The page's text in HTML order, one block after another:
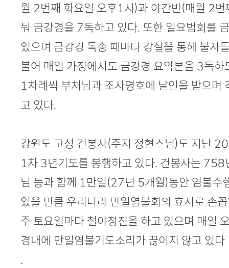
월 2번째 화요일 오후1시)과 야간반(매월 2
눠 금강경을 7독하고 있다. 또한 일요법회를
있으며 금강경 독송 때마다 강설을 통해 불자
불어 매일 가정에서도 금강경 요약본을 3독
1차례씩 부처님과 조사명호에 날인을 받으며
고 있다.
강원도 고성 건봉사(주지 정현스님)도 지난
1차 3년기도를 봉행하고 있다. 건봉사는 758
님 등과 함께 1만일(27년 5개월)동안 염불수
있을 만큼 우리나라 만일염불회의 효시로 손
주 토요일마다 철야정진을 하고 있으며 매일
경내에 만일염불기도소리가 끊이지 않고 있다
.